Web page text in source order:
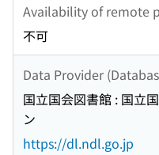
Availability of remote
不可
Data Provider
国立国会図書館 : 国立
ン
https://dl.ndl.go.jp